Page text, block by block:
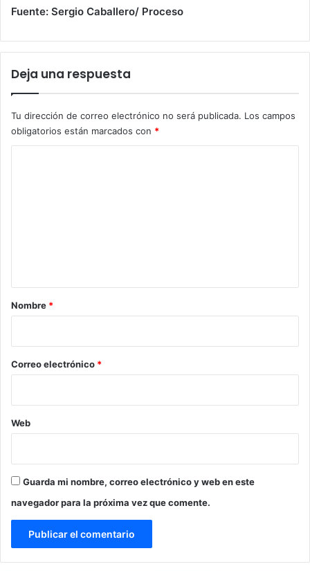
Fuente: Sergio Caballero/ Proceso
Deja una respuesta
Tu dirección de correo electrónico no será publicada. Los campos
obligatorios están marcados con *
r
*
Nombre *
Correo electrónico *
Web
Guarda mi nombre, correo electrónico y web en este
navegador para la próxima vez que comente.